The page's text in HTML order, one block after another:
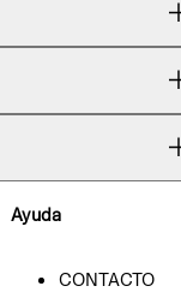
Ayuda
CONTACTO